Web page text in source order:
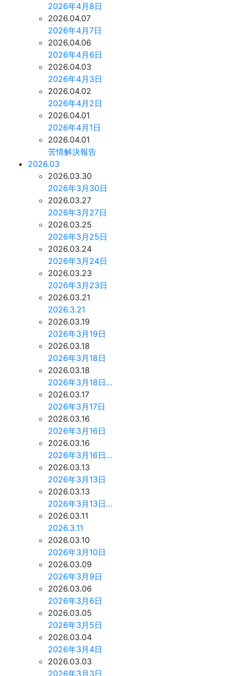
2026年4月8日
2026.04.07
2026年4月7日
2026.04.06
2026年4月6日
2026.04.03
2026年4月3日
2026.04.02
2026年4月2日
2026.04.01
2026年4月1日
2026.04.01
苦情解決報告
2026.03
2026.03.30
2026年3月30日
2026.03.27
2026年3月27日
2026.03.25
2026年3月25日
2026.03.24
2026年3月24日
2026.03.23
2026年3月23日
2026.03.21
2026.3.21
2026.03.19
2026年3月19日
2026.03.18
2026年3月18日
2026.03.18
2026年3月18日…
2026.03.17
2026年3月17日
2026.03.16
2026年3月16日
2026.03.16
2026年3月16日…
2026.03.13
2026年3月13日
2026.03.13
2026年3月13日…
2026.03.11
2026.3.11
2026.03.10
2026年3月10日
2026.03.09
2026年3月9日
2026.03.06
2026年3月6日
2026.03.05
2026年3月5日
2026.03.04
2026年3月4日
2026.03.03
2026年3月3日